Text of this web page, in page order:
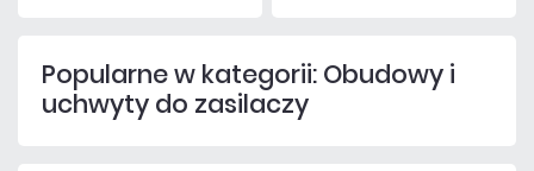
Popularne w kategorii: Obudowy i
uchwyty do zasilaczy